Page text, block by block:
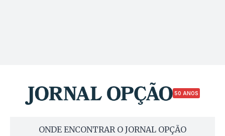
50 ANOS
ONDE ENCONTRAR O JORNAL OPÇÃO